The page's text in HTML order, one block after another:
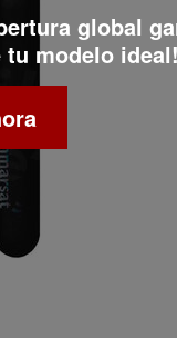
global
tu modelo ideal!